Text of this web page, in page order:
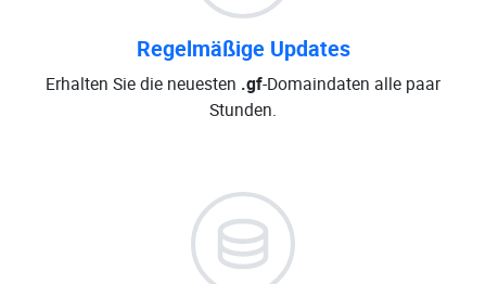
Regelmäßige Updates
Erhalten Sie die neuesten .gf-Domaindaten alle paar
Stunden.